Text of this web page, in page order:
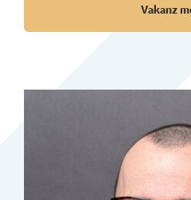
Vakanz